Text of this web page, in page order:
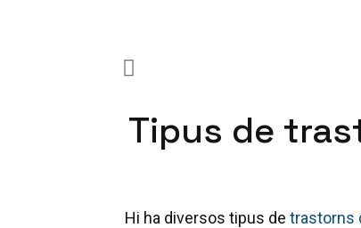
Tipus de
Hi ha diversos tipus de trastorns